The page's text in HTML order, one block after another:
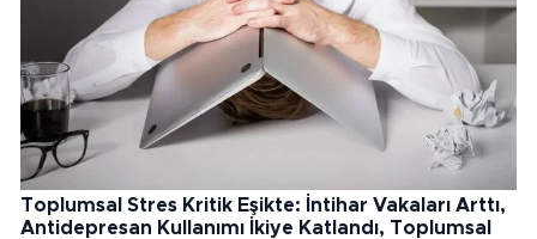
Toplumsal Stres Kritik Eşikte: İntihar Vakaları Arttı,
Antidepresan Kullanımı İkiye Katlandı, Toplumsal